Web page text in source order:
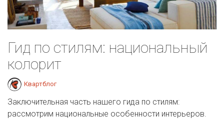
Гид по стилям: национальный
колорит
Квартблог
Заключительная часть нашего гида по стилям:
рассмотрим национальные особенности интерьеров.